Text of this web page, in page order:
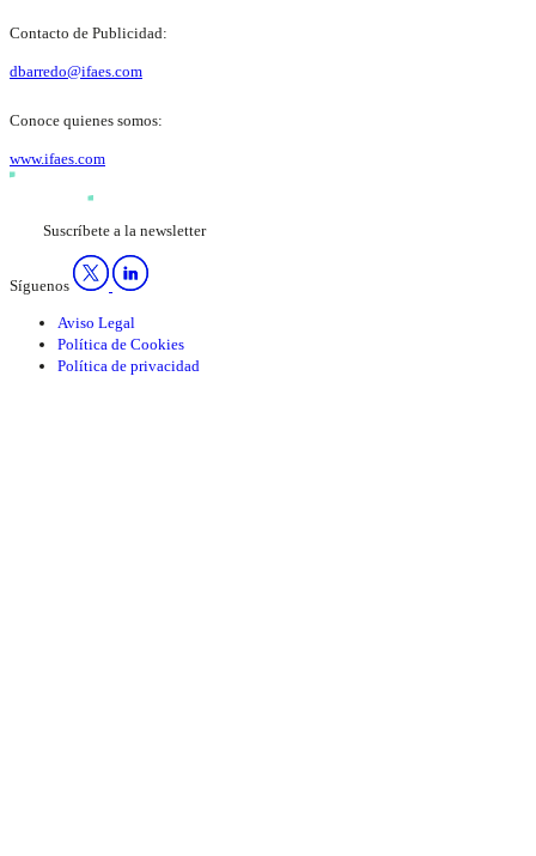
Contacto de Publicidad:
dbarredo@ifaes.com
Conoce quienes somos:
www.ifaes.com
Suscríbete a la newsletter
Síguenos
Aviso Legal
Política de Cookies
Política de privacidad